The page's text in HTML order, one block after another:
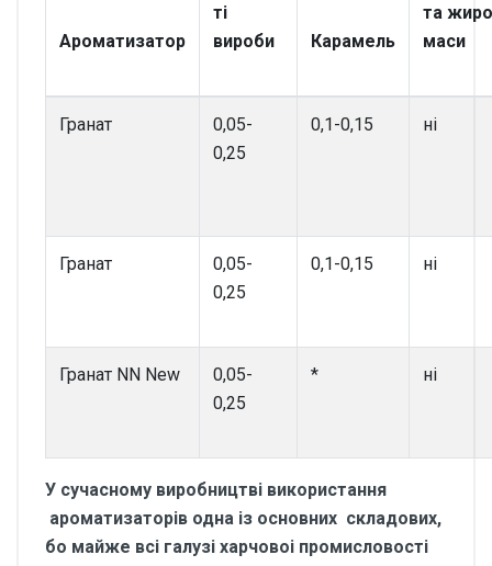
Ароматизатор
ті
вироби
Карамель
та
маси
Гранат
0,05-
0,25
0,1-0,15 ні
Гранат
0,05-
0,25
0,1-0,15 ні
Гранат NN New
0,05-
0,25
* ні
У сучасному виробництві використання
ароматизаторів одна із основних складових,
бо майже всі галузі харчовоі промисловості